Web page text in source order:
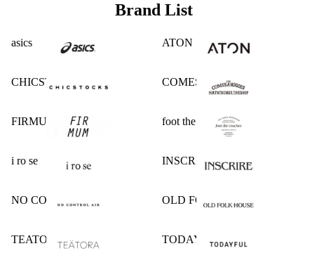
Brand List
asics ATON
CHICSTOCKS COMESANDGOES
FIRMUM foot the coacher
i ro se INSCRIRE
NO CONTROL AIR OLD FOLK HOUSE
TEATORA TODAYFUL